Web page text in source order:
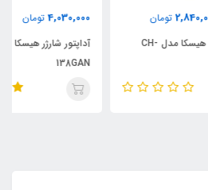
4,030,000
تومان
آداپتور شارژر هیسکا مدل H-